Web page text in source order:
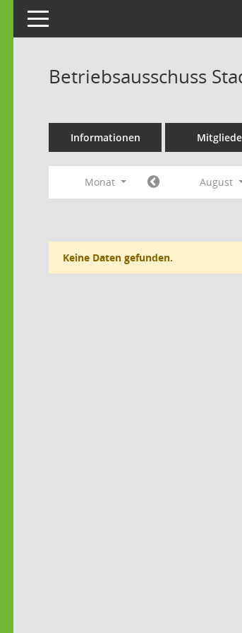
Toggle navigation
Betriebsausschuss
Informationen
Monat August
Keine Daten gefunden.